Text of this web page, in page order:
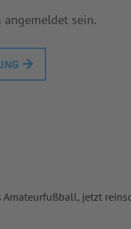
sein.
Amateurfußball, jetzt